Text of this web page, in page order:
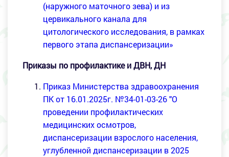
(наружного маточного зева) и из
цервикального канала для
цитологического исследования, в рамках
первого этапа диспансеризации»
Приказы по профилактике и ДВН, ДН
Приказ Министерства здравоохранения
ПК от 16.01.2025г. №34-01-03-26 "О
проведении профилактических
медицинских осмотров,
диспансеризации взрослого населения,
углубленной диспансеризации в 2025